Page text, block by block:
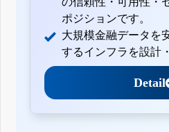
ポジションです。
大規模金融データを
するインフラを設計
Detail